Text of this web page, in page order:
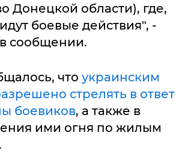
Донецкой области), где,
боевые действия", -
сообщении.
что украинским
стрелять в ответ
боевиков, а также в
ими огня по жилым